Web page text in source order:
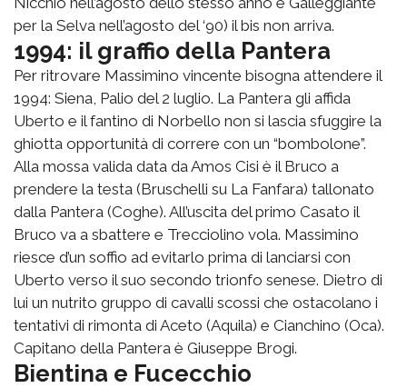
per la Selva nell’agosto del ‘90) il bis non arriva.
1994: il graffio della Pantera
Per ritrovare Massimino vincente bisogna attendere il
1994: Siena, Palio del 2 luglio. La Pantera gli affida
Uberto e il fantino di Norbello non si lascia sfuggire la
ghiotta opportunità di correre con un “bombolone”.
Alla mossa valida data da Amos Cisi è il Bruco a
prendere la testa (Bruschelli su La Fanfara) tallonato
dalla Pantera (Coghe). All’uscita del primo Casato il
Bruco va a sbattere e Trecciolino vola. Massimino
riesce d’un soffio ad evitarlo prima di lanciarsi con
Uberto verso il suo secondo trionfo senese. Dietro di
lui un nutrito gruppo di cavalli scossi che ostacolano i
tentativi di rimonta di Aceto (Aquila) e Cianchino (Oca).
Capitano della Pantera è Giuseppe Brogi.
Bientina e Fucecchio